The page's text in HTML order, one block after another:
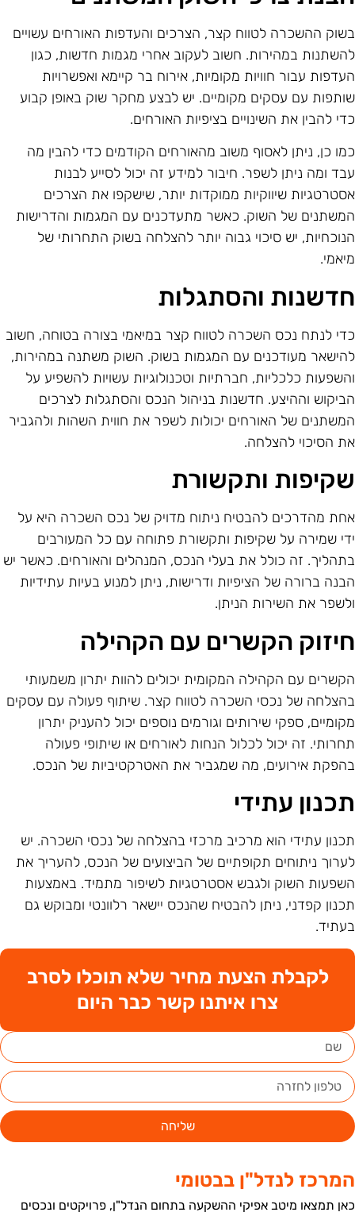
ההשכרה לטווח קצר, הצרכים והעדפות האורחים עשויים
במהירות. חשוב לעקוב אחרי מגמות חדשות, כגון
עבור חוויות מקומיות, אירוח בר קיימא ואפשרויות
עם עסקים מקומיים. יש לבצע מחקר שוק באופן קבוע
להבין את השינויים בציפיות האורחים.
כן, ניתן לאסוף משוב מהאורחים הקודמים כדי להבין מה
ומה ניתן לשפר. חיבור למידע זה יכול לסייע לבנות
שיווקיות ממוקדות יותר, שישקפו את הצרכים
של השוק. כאשר מתעדכנים עם המגמות והדרישות
יש סיכוי גבוה יותר להצלחה בשוק התחרותי של
והסתגלות
לנתח נכס השכרה לטווח קצר במיאמי בצורה בטוחה, חשוב
מעודכנים עם המגמות בשוק. השוק משתנה במהירות,
כלכליות, חברתיות וטכנולוגיות עשויות להשפיע על
וההיצע. חדשנות בניהול הנכס והסתגלות לצרכים
של האורחים יכולות לשפר את חווית השהות ולהגביר
הסיכוי להצלחה.
ותקשורת
מהדרכים להבטיח ניתוח מדויק של נכס השכרה היא על
שמירה על שקיפות ותקשורת פתוחה עם כל המעורבים
זה כולל את בעלי הנכס, המנהלים והאורחים. כאשר יש
ברורה של הציפיות ודרישות, ניתן למנוע בעיות עתידיות
את השירות הניתן.
הקשרים עם הקהילה
עם הקהילה המקומית יכולים להוות יתרון משמעותי
של נכסי השכרה לטווח קצר. שיתוף פעולה עם עסקים
ספקי שירותים וגורמים נוספים יכול להעניק יתרון
זה יכול לכלול הנחות לאורחים או שיתופי פעולה
אירועים, מה שמגביר את האטרקטיביות של הנכס.
עתידי
עתידי הוא מרכיב מרכזי בהצלחה של נכסי השכרה. יש
ניתוחים תקופתיים של הביצועים של הנכס, להעריך את
השוק ולגבש אסטרטגיות לשיפור מתמיד. באמצעות
קפדני, ניתן להבטיח שהנכס יישאר רלוונטי ומבוקש גם
לקבלת הצעת מחיר שלא תוכלו לסרב
צרו איתנו קשר כבר היום
שליחה
לנדל"ן בבטומי
תמצאו מיטב אפיקי ההשקעה בתחום הנדל"ן, פרויקטים ונכסים